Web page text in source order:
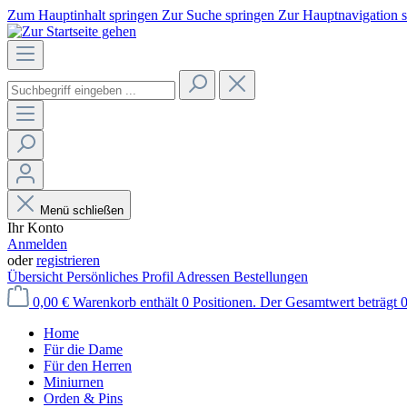
Zum Hauptinhalt springen Zur Suche springen Zur Hauptnavigation
Menü schließen
Ihr Konto
Anmelden
oderregistrieren
Übersicht Persönliches Profil Adressen Bestellungen
0,00 € Warenkorb enthält 0 Positionen. Der Gesamtwert beträgt
Home
Für die Dame
Für den Herren
Miniurnen
Orden & Pins